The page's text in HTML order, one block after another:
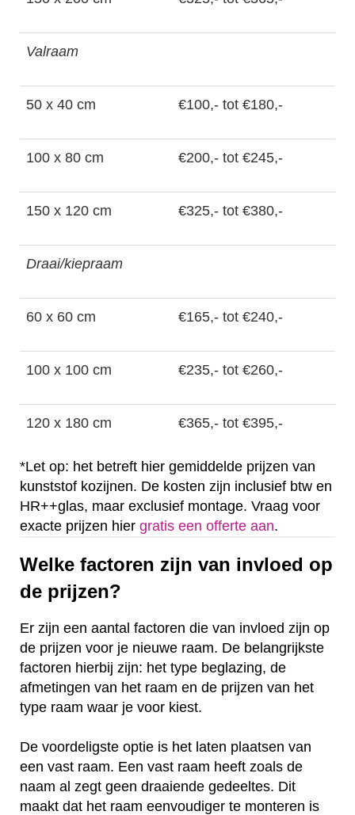
Valraam
50 x 40 cm €100,- tot €180,-
100 x 80 cm €200,- tot €245,-
150 x 120 cm €325,- tot €380,-
Draai/kiepraam
60 x 60 cm €165,- tot €240,-
100 x 100 cm €235,- tot €260,-
120 x 180 cm €365,- tot €395,-
*Let op: het betreft hier gemiddelde prijzen van
kunststof kozijnen. De kosten zijn inclusief btw en
HR++glas, maar exclusief montage. Vraag voor
exacte prijzen hier gratis een offerte aan.
Welke factoren zijn van invloed op
de prijzen?
Er zijn een aantal factoren die van invloed zijn op
de prijzen voor je nieuwe raam. De belangrijkste
factoren hierbij zijn: het type beglazing, de
afmetingen van het raam en de prijzen van het
type raam waar je voor kiest.
De voordeligste optie is het laten plaatsen van
een vast raam. Een vast raam heeft zoals de
naam al zegt geen draaiende gedeeltes. Dit
maakt dat het raam eenvoudiger te monteren is